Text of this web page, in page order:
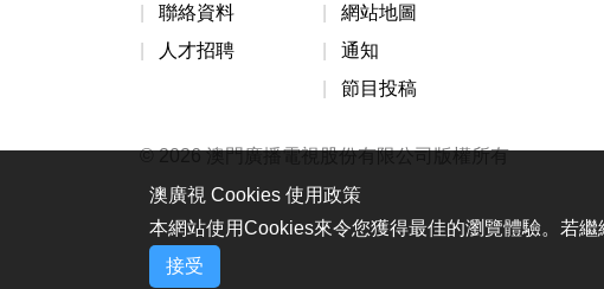
聯絡資料
人才招聘
網站地圖
通知
節目投稿
© 2026 澳門廣播電視股份有限公司版權所有
澳廣視 Cookies 使用政策
本網站使用Cookies來令您獲得最佳的瀏覽體驗。若
接受